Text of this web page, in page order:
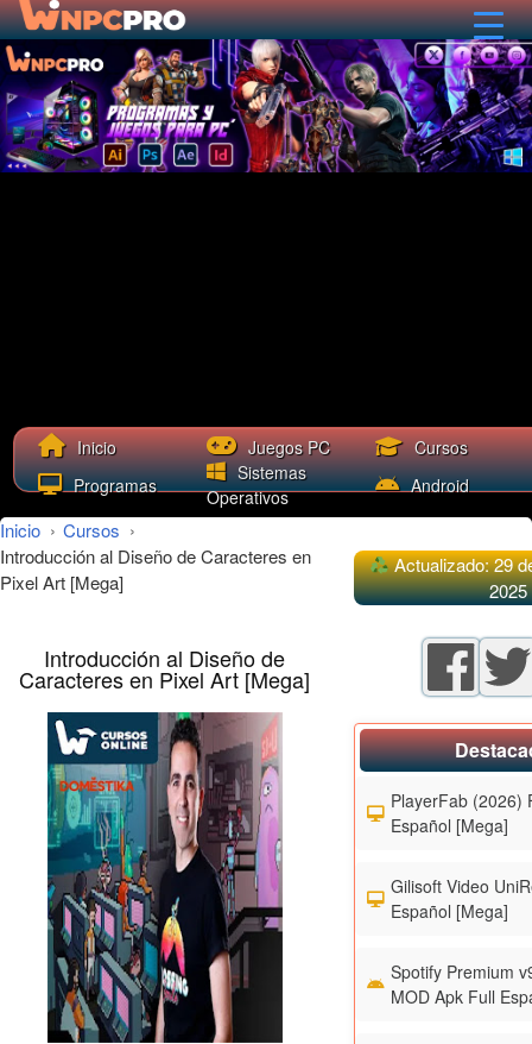
Inicio Juegos PC
Cursos
Programas
Sistemas
Operativos
Android
Inicio › Cursos ›
Introducción al Diseño de Caracteres en
Pixel Art [Mega]
Introducción al Diseño de
Caracteres en Pixel Art [Mega]
Actualizado: 29
2025
PlayerFab (2026)
Español [Mega]
Gilisoft Video
Español [Mega]
Spotify Premium
MOD Apk Full